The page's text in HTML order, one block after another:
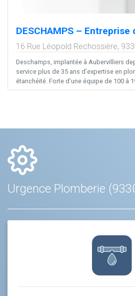
DESCHAMPS –
16 Rue Léopold Rechossière,
Deschamps, implantée à Aubervilliers
service plus de 35 ans d’expertise en
étanchéité. Forte d’une équipe de 100 à
Urgence Plomberie